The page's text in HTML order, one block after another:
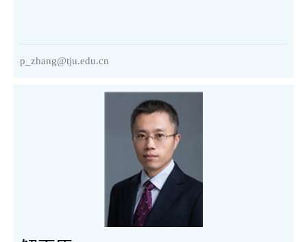
p_zhang@tju.edu.cn